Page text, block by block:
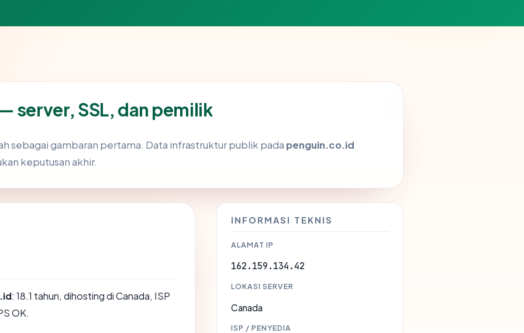
server, SSL, dan pemilik
sebagai gambaran pertama. Data infrastruktur publik pada penguin.co.id
keputusan akhir.
: 18.1 tahun, dihosting di Canada, ISP
OK.
INFORMASI TEKNIS
ALAMAT IP
162.159.134.42
LOKASI SERVER
Canada
ISP / PENYEDIA